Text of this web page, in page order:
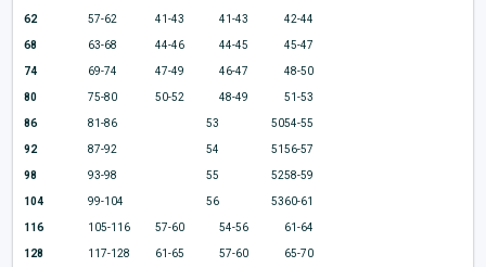
62 57-62 41-43 41-43 42-44
68 63-68 44-46 44-45 45-47
74 69-74 47-49 46-47 48-50
80 75-80 50-52 48-49 51-53
86 81-86 53 5054-55
92 87-92 54 5156-57
98 93-98 55 5258-59
104 99-104 56 5360-61
116 105-116 57-60 54-56 61-64
128 117-128 61-65 57-60 65-70